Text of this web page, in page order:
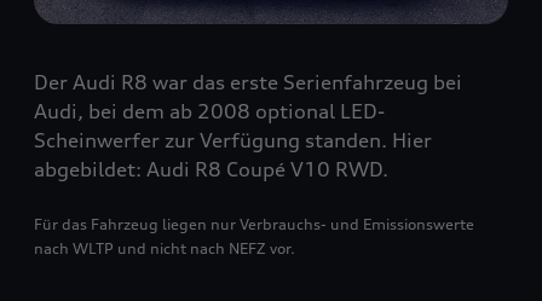
Der Audi R8 war das erste Serienfahrzeug bei
Audi, bei dem ab 2008 optional LED-
Scheinwerfer zur Verfügung standen. Hier
abgebildet: Audi R8 Coupé V10 RWD.
Für das Fahrzeug liegen nur Verbrauchs- und Emissionswerte
nach WLTP und nicht nach NEFZ vor.